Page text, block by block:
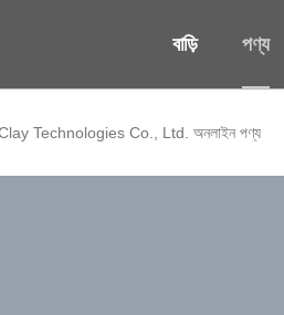
বাড়ি পণ্য
Technologies Co., Ltd. অনলাইন পণ্য